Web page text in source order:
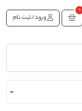
0
ورود/ثبت نام